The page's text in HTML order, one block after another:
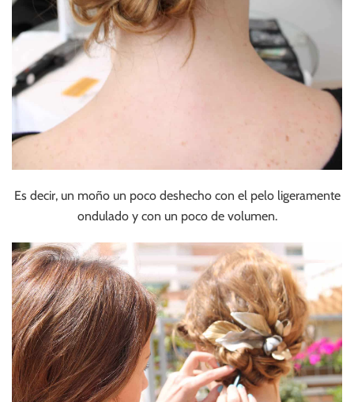
Es decir, un moño un poco deshecho con el pelo ligeramente
ondulado y con un poco de volumen.